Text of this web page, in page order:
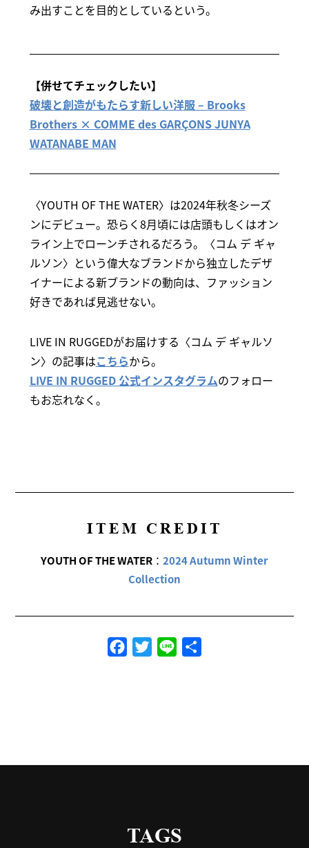
み出すことを目的としているという。
【併せてチェックしたい】
破壊と創造がもたらす新しい洋服 – Brooks
Brothers × COMME des GARÇONS JUNYA
WATANABE MAN
〈YOUTH OF THE WATER〉は2024年秋冬シーズ
ンにデビュー。恐らく8月頃には店頭もしくはオン
ライン上でローンチされるだろう。〈コム デ ギャ
ルソン〉という偉大なブランドから独立したデザ
イナーによる新ブランドの動向は、ファッション
好きであれば見逃せない。
LIVE IN RUGGEDがお届けする〈コム デ ギャルソ
ン〉の記事はこちらから。
LIVE IN RUGGED 公式インスタグラムのフォロー
もお忘れなく。
ITEM CREDIT
YOUTH OF THE WATER： 2024 Autumn Winter
Collection
FacebookTwitterLine
TAGS